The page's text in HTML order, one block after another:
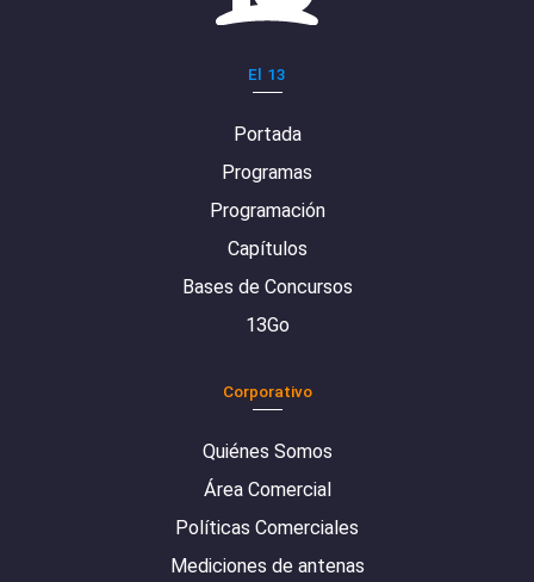
El 13
Portada
Programas
Programación
Capítulos
Bases de Concursos
13Go
Corporativo
Quiénes Somos
Área Comercial
Políticas Comerciales
Mediciones de antenas